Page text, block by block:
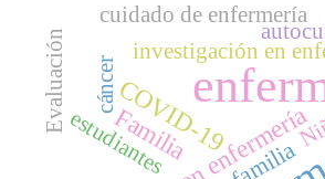
COVID-19
Familia familia
estudiantes
investigación en
cuidado de enfermería
Evaluación cáncer